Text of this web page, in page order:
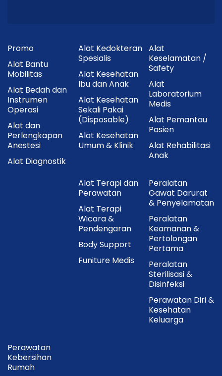
Pengukuran
mmol/L)
Koneksi Bluetooth
Aplikasi iCan CGM App
Waterproof IP28
Berat Sensor ±6 gram
Usia Pengguna
Isi Dalam Kemasan
1 × Sensor SINOCARE iCan i3
1 × Aplikator Sensor
1 × Panduan Penggunaan
pada smartphone.
Bersihkan area pemasangan sensor sesuai
petunjuk.
Pasang sensor menggunakan aplikator yang
Promo
Alat Bantu
Mobilitas
Alat Bedah dan
Instrumen
Operasi
Alat dan
Perlengkapan
Anestesi
Alat Diagnostik
Alat Kedokteran
Spesialis
Alat Kesehatan
Ibu dan Anak
Alat Kesehatan
Sekali Pakai
(Disposable)
Alat Kesehatan
Umum & Klinik
Alat
Keselamatan /
Safety
Alat
Laboratorium
Medis
Alat Pemantau
Pasien
Alat Rehabilitasi
Anak
Alat Terapi dan
Perawatan
Alat Terapi
Wicara &
Pendengaran
Body Support
Funiture Medis
Peralatan
Gawat Darurat
& Penyelamatan
Peralatan
Keamanan &
Pertolongan
Pertama
Peralatan
Sterilisasi &
Disinfeksi
Perawatan Diri &
Kesehatan
Keluarga
Perawatan
Kebersihan
Rumah